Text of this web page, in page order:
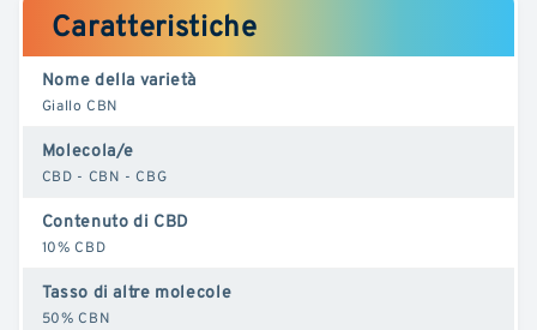
Caratteristiche
Nome della varietà
Giallo CBN
Molecola/e
CBD - CBN - CBG
Contenuto di CBD
10% CBD
Tasso di altre molecole
50% CBN